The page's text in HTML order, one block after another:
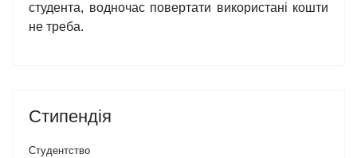
студента, водночас повертати використані кошти
не треба.
Стипендія
Студентство